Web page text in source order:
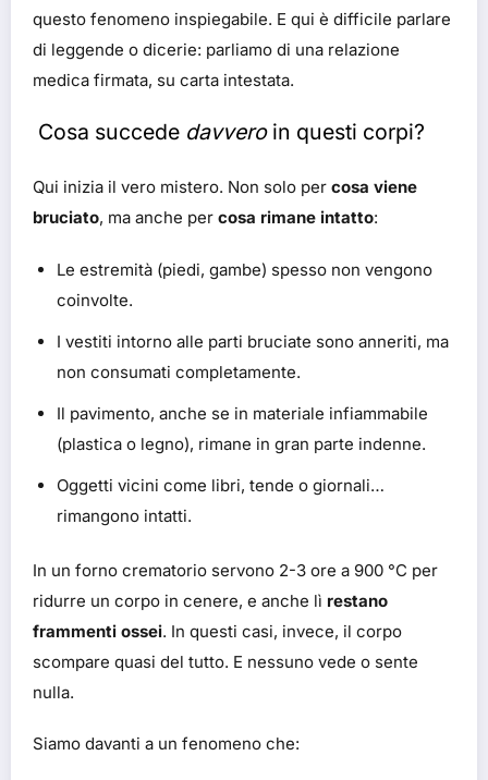
questo fenomeno inspiegabile. E qui è difficile parlare
di leggende o dicerie: parliamo di una relazione
medica firmata, su carta intestata.
Cosa succede davveroin questi corpi?
Qui inizia il vero mistero. Non solo per cosa viene
bruciato, ma anche per cosa rimane intatto:
Le estremità (piedi, gambe) spesso non vengono
coinvolte.
I vestiti intorno alle parti bruciate sono anneriti, ma
non consumati completamente.
Il pavimento, anche se in materiale infiammabile
(plastica o legno), rimane in gran parte indenne.
Oggetti vicini come libri, tende o giornali…
rimangono intatti.
In un forno crematorio servono 2-3 ore a 900 °C per
ridurre un corpo in cenere, e anche lì restano
frammenti ossei. In questi casi, invece, il corpo
scompare quasi del tutto. E nessuno vede o sente
nulla.
Siamo davanti a un fenomeno che: